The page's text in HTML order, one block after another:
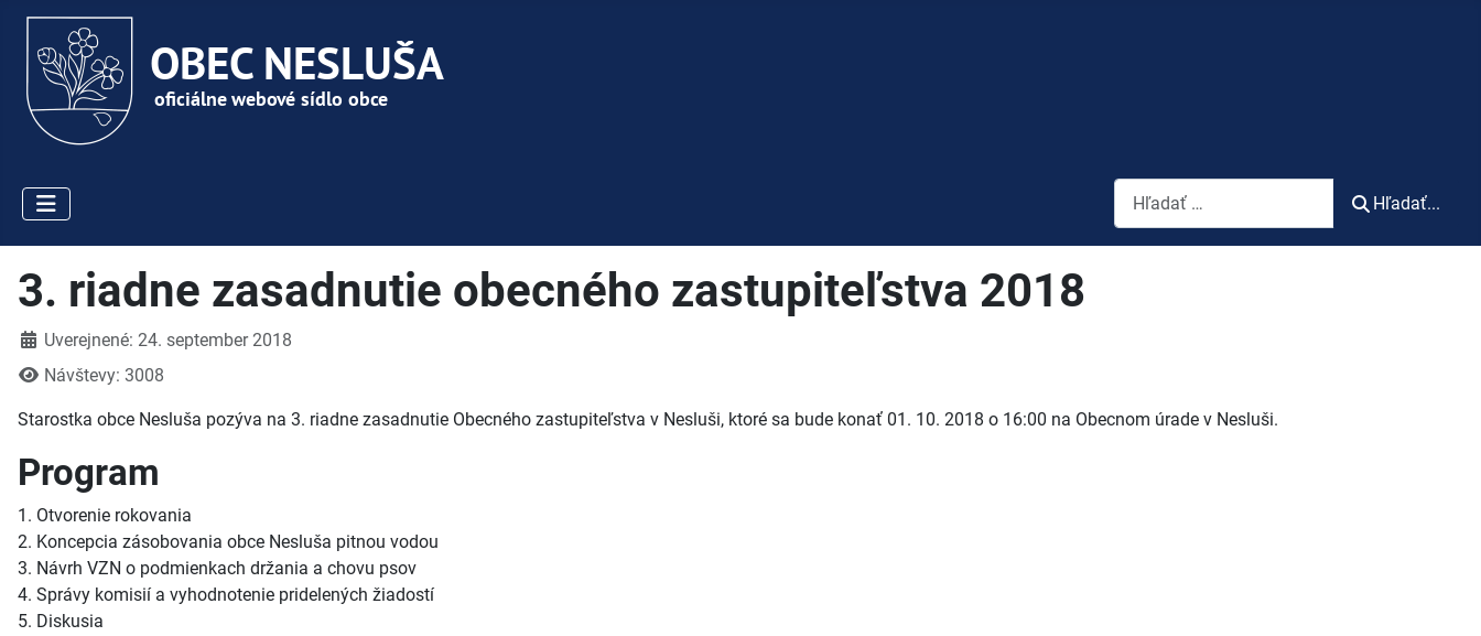
Vyhľadávanie
Hľadať...
3. riadne zasadnutie obecného zastupiteľstva 2018
DetailyUverejnené: 24. september 2018
Návštevy: 3008
Starostka obce Nesluša pozýva na 3. riadne zasadnutie Obecného zastupiteľstva v Nesluši, ktoré sa bude konať 01. 10. 2018 o 16:00 na Obecnom úrade v Nesluši.
Program
1. Otvorenie rokovania
2. Koncepcia zásobovania obce Nesluša pitnou vodou
3. Návrh VZN o podmienkach držania a chovu psov
4. Správy komisií a vyhodnotenie pridelených žiadostí
5. Diskusia